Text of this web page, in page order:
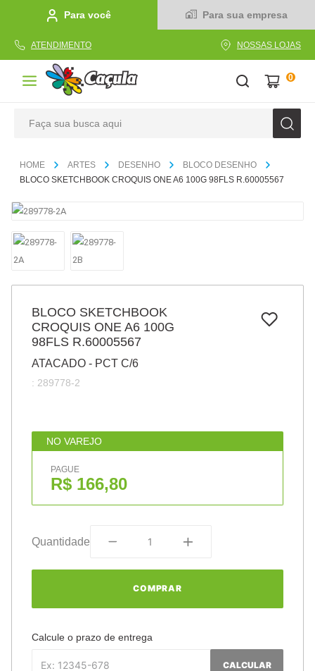
Para você Para sua empresa
ATENDIMENTO NOSSAS LOJAS
0
ARTES DESENHO
BLOCO DESENHO
BLOCO SKETCHBOOK CROQUIS ONE A6 100G 98FLS R.60005567
BLOCO SKETCHBOOK
CROQUIS ONE A6 100G
98FLS R.60005567
ATACADO - PCT C/6
: 289778-2
NO VAREJO
PAGUE
R$ 166,80
Quantidade
COMPRAR
Calcule o prazo de entrega
CALCULAR
1º caderno
2
papel